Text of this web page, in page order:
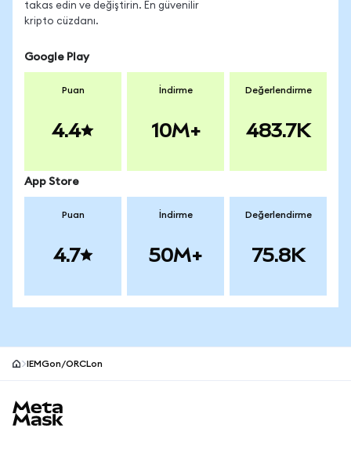
takas edin ve değiştirin. En güvenilir
kripto cüzdanı.
Google Play
Puan
4.4
İndirme
10M+
Değerlendirme
483.7K
App Store
Puan
4.7
İndirme
50M+
Değerlendirme
75.8K
IEMGon/ORCLon